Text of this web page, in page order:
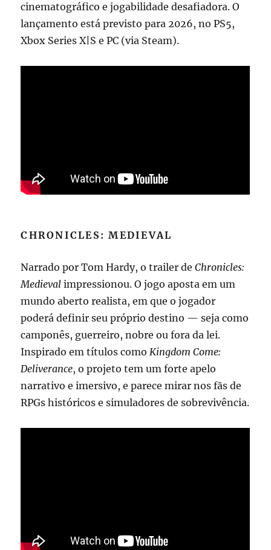
cinematográfico e jogabilidade desafiadora. O
lançamento está previsto para 2026, no PS5,
Xbox Series X|S e PC (via Steam).
CHRONICLES: MEDIEVAL
Narrado por Tom Hardy, o trailer deChronicles:
Medieval impressionou. O jogo aposta em um
mundo aberto realista, em que o jogador
poderá definir seu próprio destino — seja como
camponês, guerreiro, nobre ou fora da lei.
Inspirado em títulos como Kingdom Come:
Deliverance, o projeto tem um forte apelo
narrativo e imersivo, e parece mirar nos fãs de
RPGs históricos e simuladores de sobrevivência.